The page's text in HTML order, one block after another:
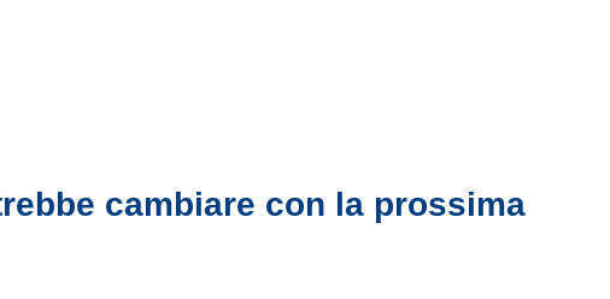
cambiare con la prossima